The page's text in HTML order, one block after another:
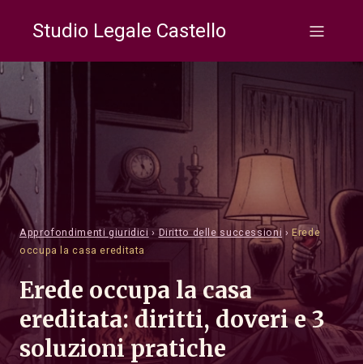
Studio Legale Castello
Approfondimenti giuridici › Diritto delle successioni › Erede
occupa la casa ereditata
Erede occupa la casa
ereditata: diritti, doveri e 3
soluzioni pratiche